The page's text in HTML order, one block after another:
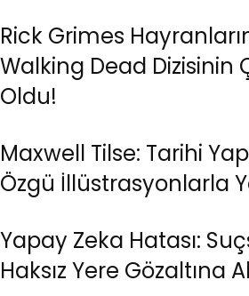
Rick Grimes
Walking Dead Dizisinin
Oldu!
Maxwell Tilse: Tarihi
Özgü İllüstrasyonlarla
Yapay Zeka Hatası:
Haksız Yere Gözaltına